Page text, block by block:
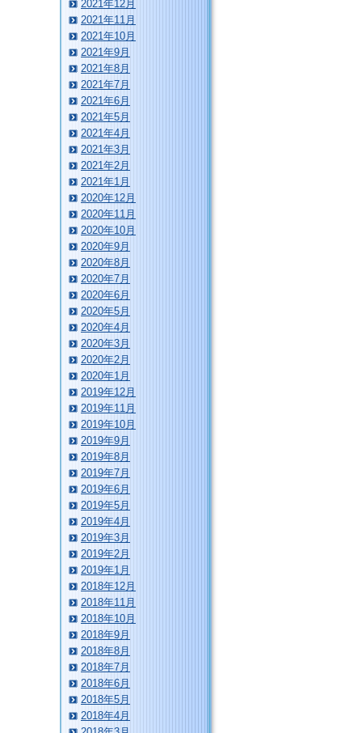
2021年12月
2021年11月
2021年10月
2021年9月
2021年8月
2021年7月
2021年6月
2021年5月
2021年4月
2021年3月
2021年2月
2021年1月
2020年12月
2020年11月
2020年10月
2020年9月
2020年8月
2020年7月
2020年6月
2020年5月
2020年4月
2020年3月
2020年2月
2020年1月
2019年12月
2019年11月
2019年10月
2019年9月
2019年8月
2019年7月
2019年6月
2019年5月
2019年4月
2019年3月
2019年2月
2019年1月
2018年12月
2018年11月
2018年10月
2018年9月
2018年8月
2018年7月
2018年6月
2018年5月
2018年4月